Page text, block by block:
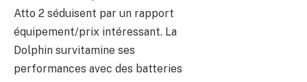
Atto 2 séduisent par un rapport
équipement/prix intéressant. La
Dolphin survitamine ses
performances avec des batteries